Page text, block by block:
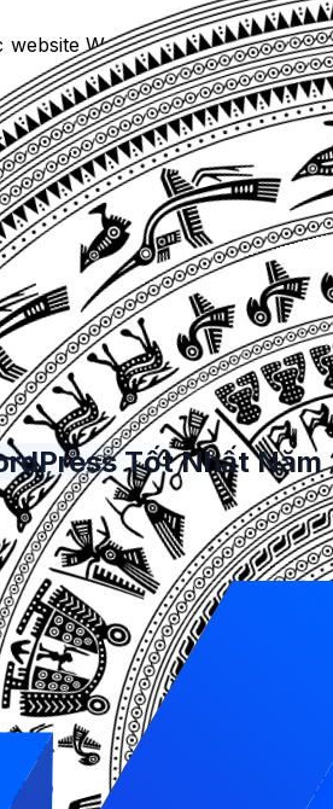
website WooCommerce,plugin
tìm kiếm cho WordPress cho
liên quan hơn, plugin tìm kiếm
của bạn có nhiều nội dung, người
có thể thực hiện các tìm kiếm
giúp người dùng nhanh
Tốt Nhất
cho WordPress, bao gồm
Chúng tôi cũng đã đảm
WordPress
tìm kiếm tốt nhất cho